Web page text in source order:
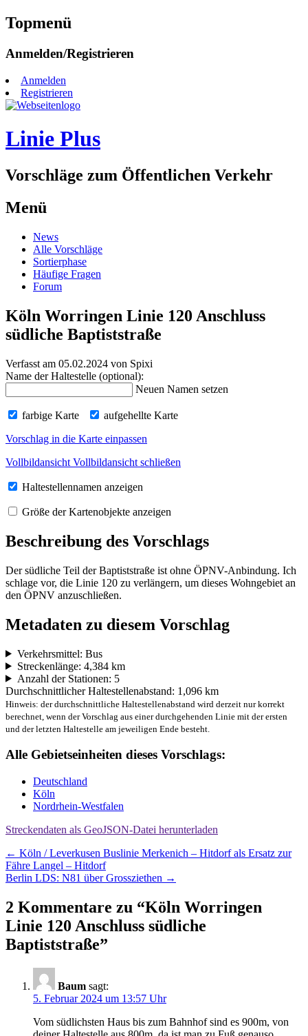
Topmenü
Zum
springen
Anmelden/Registrieren
Anmelden
Registrieren
Linie Plus
Vorschläge zum Öffentlichen Verkehr
Menü
Zum
Inhalt
springen
News
Alle Vorschläge
Sortierphase
Häufige Fragen
Forum
Köln Worringen Linie 120 Anschluss
südliche Baptiststraße
Verfasst am 05.02.2024 von Spixi
Name der Haltestelle (optional):
Neuen Namen setzen
farbige Karte
aufgehellte Karte
Vorschlag in die Karte einpassen
Vollbildansicht Vollbildansicht schließen
Haltestellennamen anzeigen
Größe der Kartenobjekte anzeigen
Beschreibung des Vorschlags
Der südliche Teil der Baptiststraße ist ohne ÖPNV-Anbindung. Ich
schlage vor, die Linie 120 zu verlängern, um dieses Wohngebiet an
den ÖPNV anzuschließen.
Metadaten zu diesem Vorschlag
Verkehrsmittel: Bus
Streckenlänge: 4,384 km
Anzahl der Stationen: 5
Durchschnittlicher Haltestellenabstand: 1,096 km
Hinweis: der durchschnittliche Haltestellenabstand wird derzeit nur korrekt
berechnet, wenn der Vorschlag aus einer durchgehenden Linie mit der ersten
und der letzten Haltestelle am jeweiligen Ende besteht.
Alle Gebietseinheiten dieses Vorschlags:
Deutschland
Köln
Nordrhein-Westfalen
Streckendaten als GeoJSON-Datei herunterladen
Beitragsnavigation
← Köln / Leverkusen Buslinie Merkenich – Hitdorf als Ersatz zur
Fähre Langel – Hitdorf
Berlin LDS: N81 über Grossziethen →
2 Kommentare zu “Köln Worringen
Linie 120 Anschluss südliche
Baptiststraße”
Baum sagt:
5. Februar 2024 um 13:57 Uhr
Vom südlichsten Haus bis zum Bahnhof sind es 900m, von